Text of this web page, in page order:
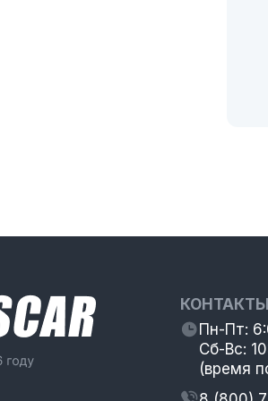
КОНТАКТЫ
Пн-Пт:
Сб-Вс:
(время